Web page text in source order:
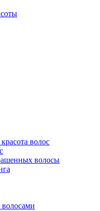
волос
волосы